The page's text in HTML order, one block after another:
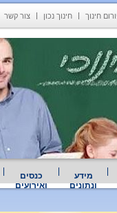
חינוך חינוך נכון צור קשר
מידע
ונתונים
כנסים
ואירועים